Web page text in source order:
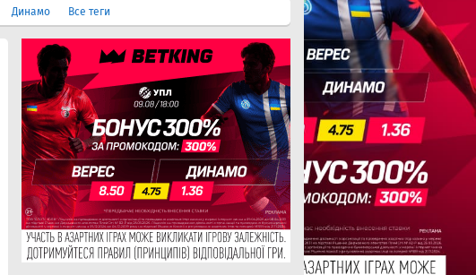
Динамо Все теги